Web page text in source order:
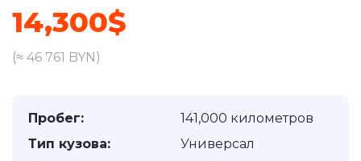
14,300$
(≈ 46 761 BYN)
Пробег:
141,000 километров
Тип кузова:
Универсал